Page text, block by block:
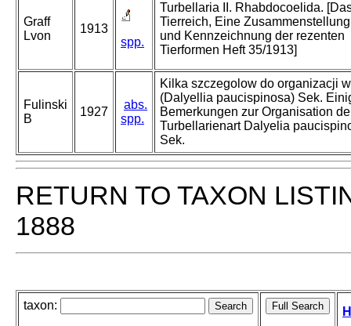
Graff
Lvon
1913
spp.
Turbellaria II. Rhabdocoelida.
Tierreich, Eine Zusammenstellung
und Kennzeichnung der rezenten
Tierformen Heft 35/1913]
Fulinski
B
1927
abs.
spp.
Kilka szczegolow do organizacji
(Dalyellia paucispinosa) Sek.
Bemerkungen zur Organisation
Turbellarienart Dalyelia
Sek.
RETURN TO TAXON
1888
taxon: